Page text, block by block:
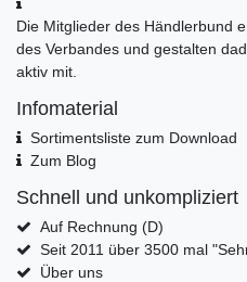
Die Mitglieder des Händlerbund
des Verbandes und gestalten
aktiv mit.
Infomaterial
Sortimentsliste zum Download
Zum Blog
Schnell und unkompliziert
Auf Rechnung (D)
Seit 2011 über 3500 mal
Über uns